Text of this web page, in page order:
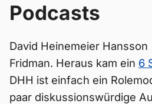
Podcasts
David Heinemeier
Fridman. Heraus kam ein 6
DHH ist einfach ein
paar diskussionswürdige